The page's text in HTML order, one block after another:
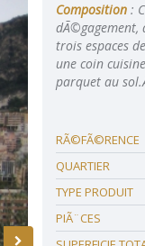
Composition :
dÃ©gagement,
trois espaces
une coin
parquet au
RÃ©FÃ©RENCE
QUARTIER
TYPE PRODUIT
PIÃ¨CES